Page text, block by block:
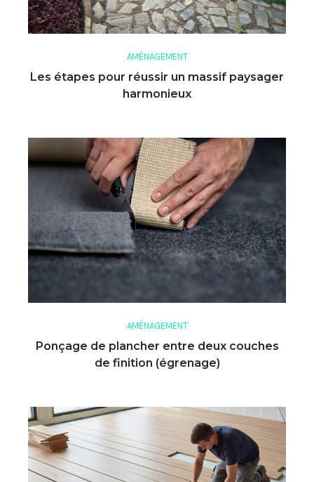
AMÉNAGEMENT
Les étapes pour réussir un massif paysager
harmonieux
AMÉNAGEMENT
Ponçage de plancher entre deux couches
de finition (égrenage)